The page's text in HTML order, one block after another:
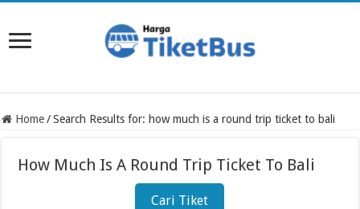
Home / Search Results for: how much is a round trip ticket to bali
How Much Is A Round Trip Ticket To Bali
Cari Tiket